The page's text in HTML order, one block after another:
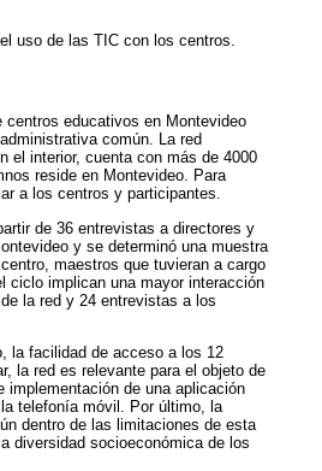
uso de las TIC con los centros.
centros educativos en Montevideo
común. La red
el interior, cuenta con más de 4000
reside en Montevideo. Para
a los centros y participantes.
de 36 entrevistas a directores y
y se determinó una muestra
maestros que tuvieran a cargo
ciclo implican una mayor interacción
la red y 24 entrevistas a los
la facilidad de acceso a los 12
la red es relevante para el objeto de
implementación de una aplicación
telefonía móvil. Por último, la
dentro de las limitaciones de esta
diversidad socioeconómica de los